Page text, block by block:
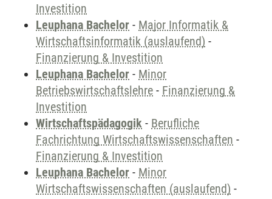
Investition
Leuphana Bachelor - Major Informatik &
Wirtschaftsinformatik (auslaufend) -
Finanzierung & Investition
Leuphana Bachelor - Minor
Betriebswirtschaftslehre - Finanzierung &
Investition
Wirtschaftspädagogik - Berufliche
Fachrichtung Wirtschaftswissenschaften -
Finanzierung & Investition
Leuphana Bachelor - Minor
Wirtschaftswissenschaften (auslaufend) -